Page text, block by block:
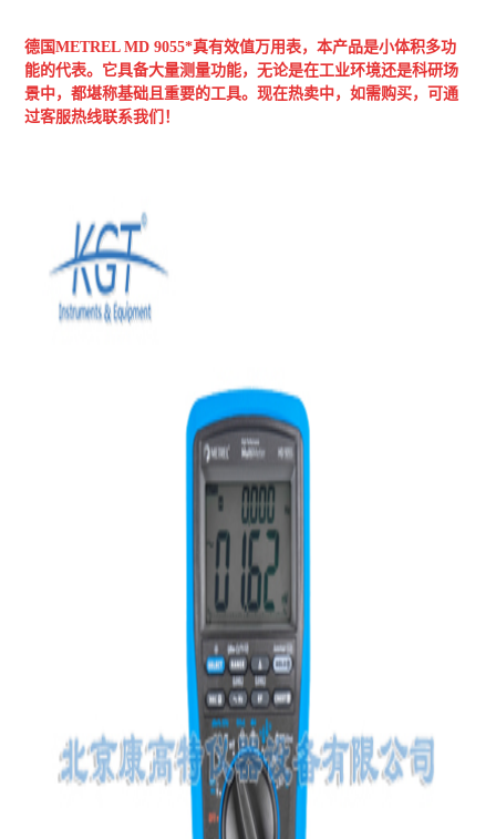
德国METREL MD 9055*真有效值万用表，本产品是小体积多功
能的代表。它具备大量测量功能，无论是在工业环境还是科研场
景中，都堪称基础且重要的工具。现在热卖中，如需购买，可通
过客服热线联系我们！